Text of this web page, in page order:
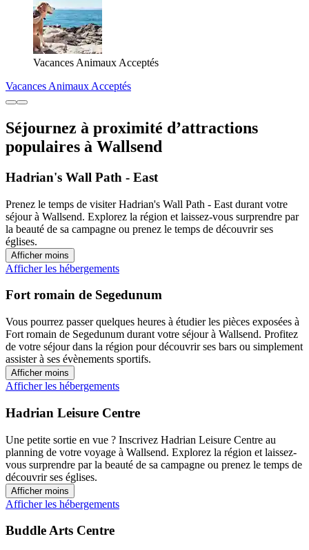
Vacances Animaux Acceptés
Vacances Animaux Acceptés
Séjournez à proximité d’attractions
populaires à Wallsend
Hadrian's Wall Path - East
Prenez le temps de visiter Hadrian's Wall Path - East durant votre
séjour à Wallsend. Explorez la région et laissez-vous surprendre par
la beauté de sa campagne ou prenez le temps de découvrir ses
églises.
Afficher moins
Afficher les hébergements
Fort romain de Segedunum
Vous pourrez passer quelques heures à étudier les pièces exposées à
Fort romain de Segedunum durant votre séjour à Wallsend. Profitez
de votre séjour dans la région pour découvrir ses bars ou simplement
assister à ses évènements sportifs.
Afficher moins
Afficher les hébergements
Hadrian Leisure Centre
Une petite sortie en vue ? Inscrivez Hadrian Leisure Centre au
planning de votre voyage à Wallsend. Explorez la région et laissez-
vous surprendre par la beauté de sa campagne ou prenez le temps de
découvrir ses églises.
Afficher moins
Afficher les hébergements
Buddle Arts Centre